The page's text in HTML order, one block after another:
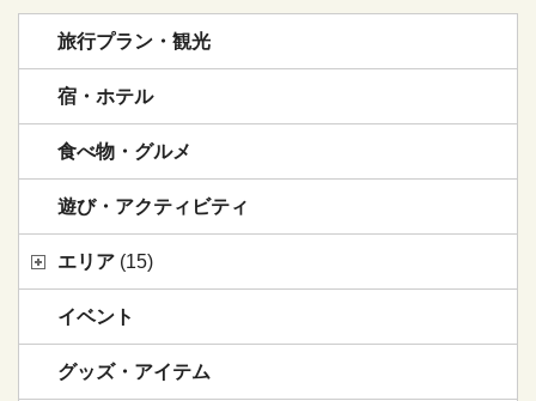
旅行プラン・観光
宿・ホテル
食べ物・グルメ
遊び・アクティビティ
エリア (15)
イベント
グッズ・アイテム